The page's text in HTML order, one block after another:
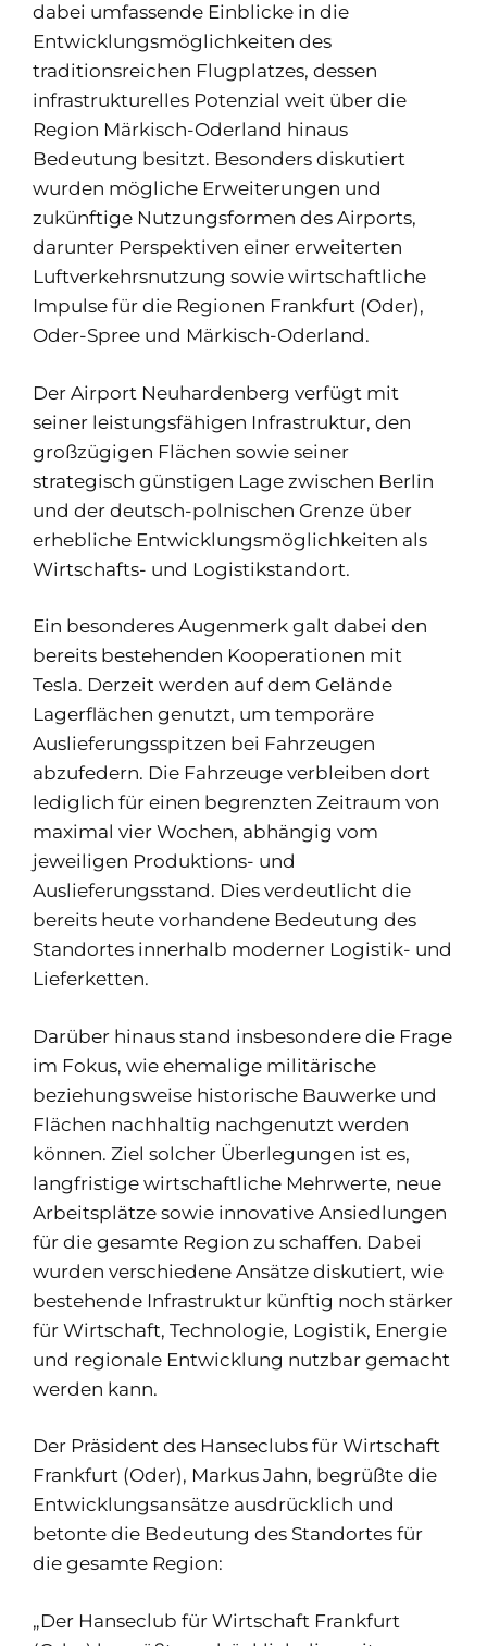
dabei umfassende Einblicke in die
Entwicklungsmöglichkeiten des
traditionsreichen Flugplatzes, dessen
infrastrukturelles Potenzial weit über die
Region Märkisch-Oderland hinaus
Bedeutung besitzt. Besonders diskutiert
wurden mögliche Erweiterungen und
zukünftige Nutzungsformen des Airports,
darunter Perspektiven einer erweiterten
Luftverkehrsnutzung sowie wirtschaftliche
Impulse für die Regionen Frankfurt (Oder),
Oder-Spree und Märkisch-Oderland.
Der Airport Neuhardenberg verfügt mit
seiner leistungsfähigen Infrastruktur, den
großzügigen Flächen sowie seiner
strategisch günstigen Lage zwischen Berlin
und der deutsch-polnischen Grenze über
erhebliche Entwicklungsmöglichkeiten als
Wirtschafts- und Logistikstandort.
Ein besonderes Augenmerk galt dabei den
bereits bestehenden Kooperationen mit
Tesla. Derzeit werden auf dem Gelände
Lagerflächen genutzt, um temporäre
Auslieferungsspitzen bei Fahrzeugen
abzufedern. Die Fahrzeuge verbleiben dort
lediglich für einen begrenzten Zeitraum von
maximal vier Wochen, abhängig vom
jeweiligen Produktions- und
Auslieferungsstand. Dies verdeutlicht die
bereits heute vorhandene Bedeutung des
Standortes innerhalb moderner Logistik- und
Lieferketten.
Darüber hinaus stand insbesondere die Frage
im Fokus, wie ehemalige militärische
beziehungsweise historische Bauwerke und
Flächen nachhaltig nachgenutzt werden
können. Ziel solcher Überlegungen ist es,
langfristige wirtschaftliche Mehrwerte, neue
Arbeitsplätze sowie innovative Ansiedlungen
für die gesamte Region zu schaffen. Dabei
wurden verschiedene Ansätze diskutiert, wie
bestehende Infrastruktur künftig noch stärker
für Wirtschaft, Technologie, Logistik, Energie
und regionale Entwicklung nutzbar gemacht
werden kann.
Der Präsident des Hanseclubs für Wirtschaft
Frankfurt (Oder), Markus Jahn, begrüßte die
Entwicklungsansätze ausdrücklich und
betonte die Bedeutung des Standortes für
die gesamte Region:
„Der Hanseclub für Wirtschaft Frankfurt